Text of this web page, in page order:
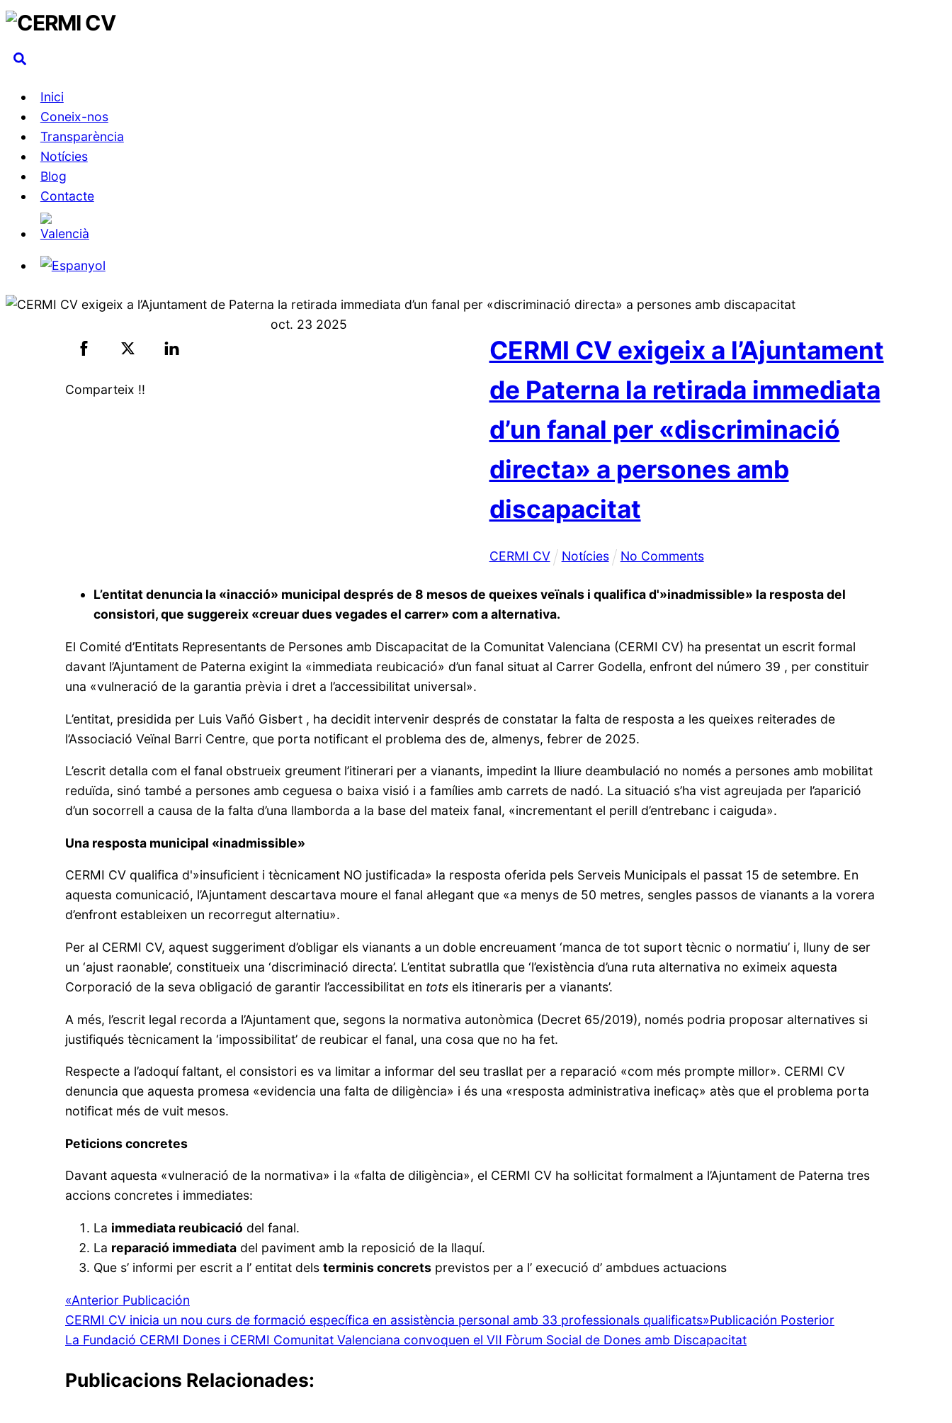
Skip
content
Search
Inici
Coneix-nos
Transparència
Notícies
Blog
Contacte
oct. 23 2025
Comparteix !!
CERMI CV exigeix a l’Ajuntament
de Paterna la retirada immediata
d’un fanal per «discriminació
directa» a persones amb
discapacitat
CERMI CV Notícies No Comments
L’entitat denuncia la «inacció» municipal després de 8 mesos de queixes veïnals i qualifica d'»inadmissible» la resposta del
consistori, que suggereix «creuar dues vegades el carrer» com a alternativa.
El Comité d’Entitats Representants de Persones amb Discapacitat de la Comunitat Valenciana (CERMI CV) ha presentat un escrit formal
davant l’Ajuntament de Paterna exigint la «immediata reubicació» d’un fanal situat al Carrer Godella, enfront del número 39 , per constituir
una «vulneració de la garantia prèvia i dret a l’accessibilitat universal».
L’entitat, presidida per Luis Vañó Gisbert , ha decidit intervenir després de constatar la falta de resposta a les queixes reiterades de
l’Associació Veïnal Barri Centre, que porta notificant el problema des de, almenys, febrer de 2025.
L’escrit detalla com el fanal obstrueix greument l’itinerari per a vianants, impedint la lliure deambulació no només a persones amb mobilitat
reduïda, sinó també a persones amb ceguesa o baixa visió i a famílies amb carrets de nadó. La situació s’ha vist agreujada per l’aparició
d’un socorrell a causa de la falta d’una llamborda a la base del mateix fanal, «incrementant el perill d’entrebanc i caiguda».
Una resposta municipal «inadmissible»
CERMI CV qualifica d'»insuficient i tècnicament NO justificada» la resposta oferida pels Serveis Municipals el passat 15 de setembre. En
aquesta comunicació, l’Ajuntament descartava moure el fanal al·legant que «a menys de 50 metres, sengles passos de vianants a la vorera
d’enfront estableixen un recorregut alternatiu».
Per al CERMI CV, aquest suggeriment d’obligar els vianants a un doble encreuament ‘manca de tot suport tècnic o normatiu’ i, lluny de ser
un ‘ajust raonable’, constitueix una ‘discriminació directa’. L’entitat subratlla que ‘l’existència d’una ruta alternativa no eximeix aquesta
Corporació de la seva obligació de garantir l’accessibilitat en tots els itineraris per a vianants’.
A més, l’escrit legal recorda a l’Ajuntament que, segons la normativa autonòmica (Decret 65/2019), només podria proposar alternatives si
justifiqués tècnicament la ‘impossibilitat’ de reubicar el fanal, una cosa que no ha fet.
Respecte a l’adoquí faltant, el consistori es va limitar a informar del seu trasllat per a reparació «com més prompte millor». CERMI CV
denuncia que aquesta promesa «evidencia una falta de diligència» i és una «resposta administrativa ineficaç» atès que el problema porta
notificat més de vuit mesos.
Peticions concretes
Davant aquesta «vulneració de la normativa» i la «falta de diligència», el CERMI CV ha sol·licitat formalment a l’Ajuntament de Paterna tres
accions concretes i immediates:
La immediata reubicació del fanal.
La reparació immediata del paviment amb la reposició de la llaquí.
Que s’ informi per escrit a l’ entitat dels terminis concrets previstos per a l’ execució d’ ambdues actuacions
«Anterior Publicación
CERMI CV inicia un nou curs de formació específica en assistència personal amb 33 professionals qualificats»Publicación Posterior
La Fundació CERMI Dones i CERMI Comunitat Valenciana convoquen el VII Fòrum Social de Dones amb Discapacitat
Publicacions Relacionades: